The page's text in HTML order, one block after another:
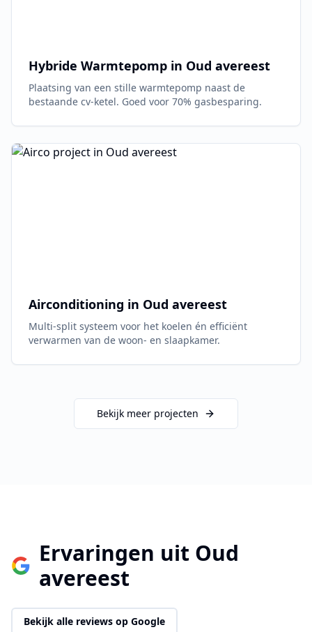
Hybride Warmtepomp in Oud avereest
Plaatsing van een stille warmtepomp naast de
bestaande cv-ketel. Goed voor 70% gasbesparing.
Airconditioning in Oud avereest
Multi-split systeem voor het koelen én efficiënt
verwarmen van de woon- en slaapkamer.
Bekijk meer projecten
Ervaringen uit Oud
avereest
Bekijk alle reviews op Google